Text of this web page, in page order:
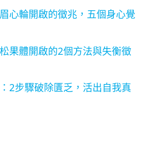
心輪開啟的徵兆，五個身心覺
果體開啟的2個方法與失衡徵
2步驟破除匱乏，活出自我真